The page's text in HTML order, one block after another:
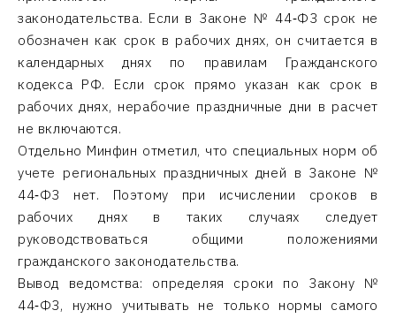
законодательства. Если в Законе № 44‑ФЗ срок не
обозначен как срок в рабочих днях, он считается в
календарных днях по правилам Гражданского
кодекса РФ. Если срок прямо указан как срок в
рабочих днях, нерабочие праздничные дни в расчет
не включаются.
Отдельно Минфин отметил, что специальных норм об
учете региональных праздничных дней в Законе №
44‑ФЗ нет. Поэтому при исчислении сроков в
рабочих днях в таких случаях следует
руководствоваться общими положениями
гражданского законодательства.
Вывод ведомства: определяя сроки по Закону №
44‑ФЗ, нужно учитывать не только нормы самого